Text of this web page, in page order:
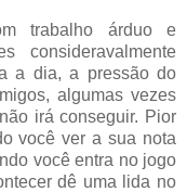
trabalho árduo e
consideravalmente
a dia, a pressão do
algumas vezes
irá conseguir. Pior
você ver a sua nota
você entra no jogo
dê uma lida no